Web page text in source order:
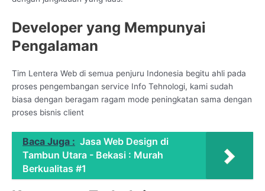
Developer yang Mempunyai
Pengalaman
Tim Lentera Web di semua penjuru Indonesia begitu ahli pada
proses pengembangan service Info Tehnologi, kami sudah
biasa dengan beragam ragam mode peningkatan sama dengan
proses bisnis client
Baca Juga : Jasa Web Design di
Tambun Utara - Bekasi : Murah
Berkualitas #1